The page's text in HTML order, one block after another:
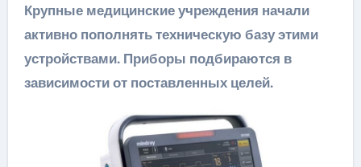
Крупные медицинские учреждения начали
активно пополнять техническую базу этими
устройствами. Приборы подбираются в
зависимости от поставленных целей.